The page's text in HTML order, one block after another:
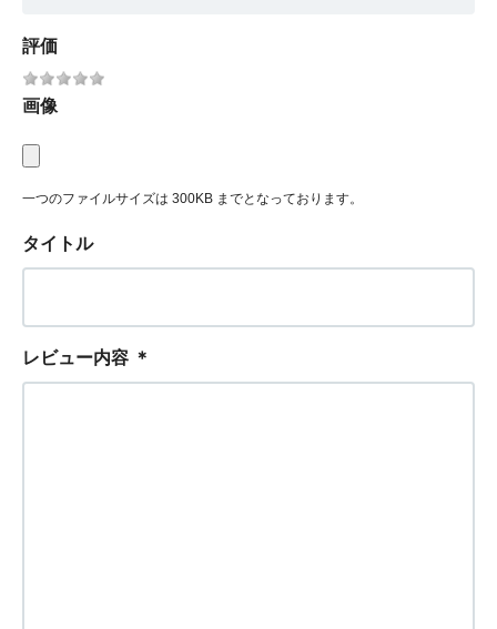
評価
画像
一つのファイルサイズは 300KB までとなっております。
タイトル
レビュー内容 ＊